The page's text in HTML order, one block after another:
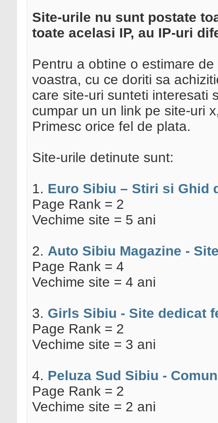
Site-urile nu sunt postate
toate acelasi IP, au IP-uri
Pentru a obtine o estimare
voastra, cu ce doriti sa
care site-uri sunteti interesati
cumpar un un link pe site-uri
Primesc orice fel de plata.
Site-urile detinute sunt:
1. Euro Sibiu – Stiri si Ghid
Page Rank = 2
Vechime site = 5 ani
2. Auto Sibiu Magazine -
Page Rank = 4
Vechime site = 4 ani
3. Girls Sibiu - Site dedicat
Page Rank = 2
Vechime site = 3 ani
4. Peluza Sud Sibiu -
Page Rank = 2
Vechime site = 2 ani